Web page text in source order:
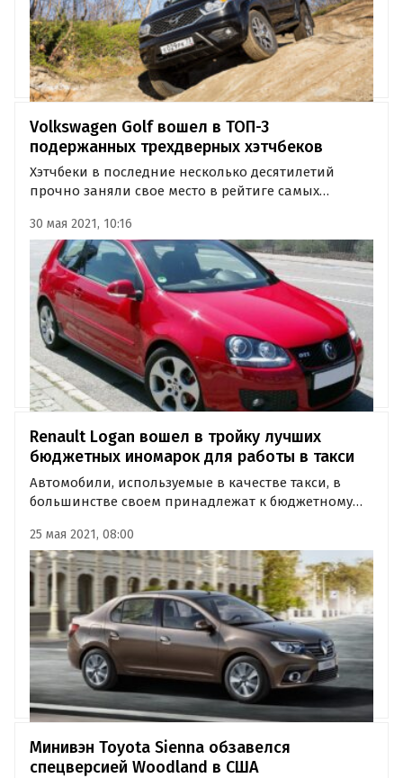
Volkswagen Golf вошел в ТОП-3
подержанных трехдверных хэтчбеков
Хэтчбеки в последние несколько десятилетий
прочно заняли свое место в рейтиге самых
легковых авто. Большую часть этого сегмента
составляют пятидверные версии, однако,
«трехдверки» тоже имеют своих…
30 мая 2021, 10:16
Renault Logan вошел в тройку лучших
бюджетных иномарок для работы в такси
Автомобили, используемые в качестве такси, в
большинстве своем принадлежат к бюджетному
одним из необходимых условий является также
надежность и сравнительная простота в
обслуживании.
25 мая 2021, 08:00
Минивэн Toyota Sienna обзавелся
спецверсией Woodland в США